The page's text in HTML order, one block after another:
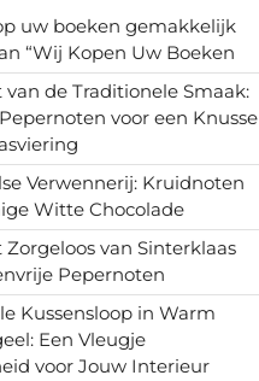
uw boeken gemakkelijk
“Wij Kopen Uw Boeken
van de Traditionele Smaak:
voor een Knusse
Verwennerij: Kruidnoten
Witte Chocolade
Zorgeloos van Sinterklaas
Pepernoten
Kussensloop in Warm
Een Vleugje
voor Jouw Interieur